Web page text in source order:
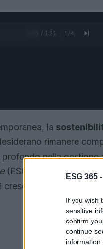
ESG 365 -
If you wish
sensitive
confirm
continue
information
0:27 / 1:21 1 /4
la
rimanere
profondo nella
(ESG) non sono più
e innovazione.